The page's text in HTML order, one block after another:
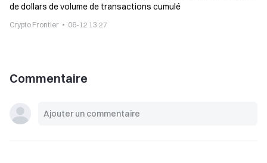
de dollars de volume de transactions cumulé
Crypto Frontier 06-12 13:27
Commentaire